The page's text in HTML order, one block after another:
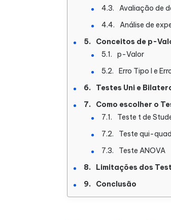
Avaliação de
Análise de
Conceitos de p-
p-Valor
Erro Tipo I e
Testes Uni e
Como escolher o
Teste t de
Teste qui-
Teste ANOVA
Limitações dos
Conclusão